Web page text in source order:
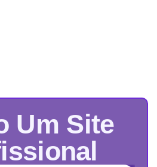
Um Site